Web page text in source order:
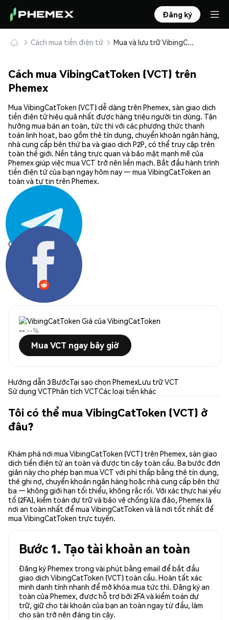
Đăng ký
Cách mua tiền điện tử Mua và lưu trữ VibingCatToken (VCT) an toàn
Cách mua VibingCatToken (VCT) trên
Phemex
Mua VibingCatToken (VCT) dễ dàng trên Phemex, sàn giao dịch
tiền điện tử hiệu quả nhất được hàng triệu người tin dùng. Tận
hưởng mua bán an toàn, tức thì với các phương thức thanh
toán linh hoạt, bao gồm thẻ tín dụng, chuyển khoản ngân hàng,
nhà cung cấp bên thứ ba và giao dịch P2P, có thể truy cập trên
toàn thế giới. Nền tảng trực quan và bảo mật mạnh mẽ của
Phemex giúp việc mua VCT trở nên liền mạch. Bắt đầu hành trình
tiền điện tử của bạn ngay hôm nay — mua VibingCatToken an
toàn và tự tin trên Phemex.
Chia sẻ:
Giá của VibingCatToken
-- --%
Mua VCT ngay bây giờ
Hướng dẫn 3 BướcTại sao chọn PhemexLưu trữ VCT
Sử dụng VCTPhân tích VCTCác loại tiền khác
Tôi có thể mua VibingCatToken (VCT) ở
đâu?
Khám phá nơi mua VibingCatToken (VCT) trên Phemex, sàn giao
dịch tiền điện tử an toàn và được tin cậy toàn cầu. Ba bước đơn
giản này cho phép bạn mua VCT với phí thấp bằng thẻ tín dụng,
thẻ ghi nợ, chuyển khoản ngân hàng hoặc nhà cung cấp bên thứ
ba — không giới hạn tối thiểu, không rắc rối. Với xác thực hai yếu
tố (2FA), kiểm toán dự trữ và bảo vệ chống lừa đảo, Phemex là
nơi an toàn nhất để mua VibingCatToken và là nơi tốt nhất để
mua VibingCatToken trực tuyến.
Bước 1. Tạo tài khoản an toàn
Đăng ký Phemex trong vài phút bằng email để bắt đầu
giao dịch VibingCatToken (VCT) toàn cầu. Hoàn tất xác
minh danh tính nhanh để mở khóa mua tức thì. Đăng ký an
toàn của Phemex, được hỗ trợ bởi 2FA và kiểm toán dự
trữ, giữ cho tài khoản của bạn an toàn ngay từ đầu, làm
cho sàn trở nên đáng tin cậy.